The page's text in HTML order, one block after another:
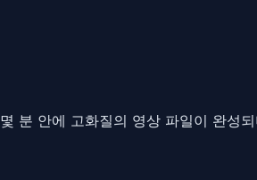
분 안에 고화질의 영상 파일이 완성